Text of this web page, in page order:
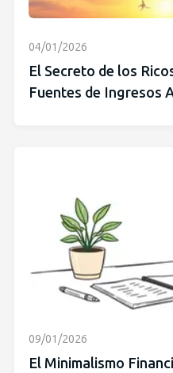
04/01/2026
El Secreto de los
Fuentes de Ingresos
09/01/2026
El Minimalismo